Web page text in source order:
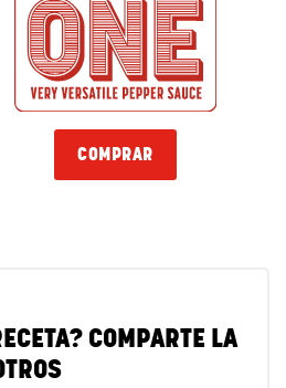
COMPRAR
COMPARTE LA